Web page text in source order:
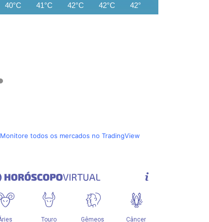
40°C 41°C 42°C 42°C 42°C
Monitore todos os mercados no TradingView